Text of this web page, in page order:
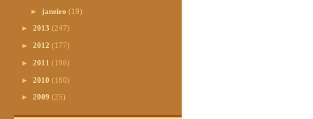
► janeiro(19)
► 2013 (247)
► 2012 (177)
► 2011 (196)
► 2010 (180)
► 2009 (25)